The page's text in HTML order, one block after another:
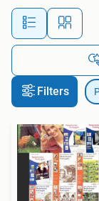
Filters